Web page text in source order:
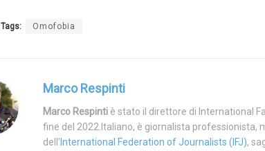
Tags: Omofobia
Marco Respinti
Marco Respinti è stato il direttore di International
fine del 2022.Italiano, è giornalista professionista,
dell’ International Federation of Journalists (IFJ),